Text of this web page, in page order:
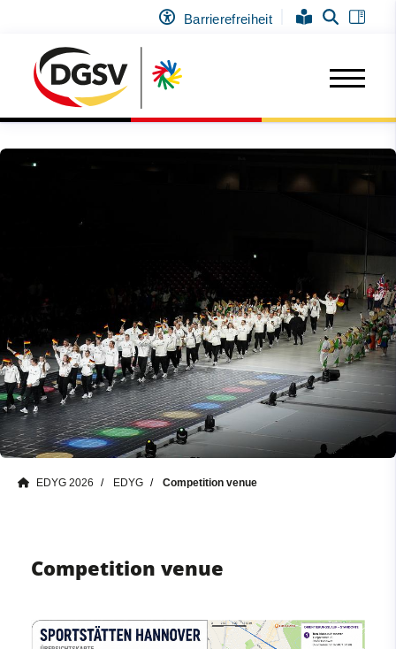
Barrierefreiheit
EDYG 2026 EDYG Competition venue
Competition venue